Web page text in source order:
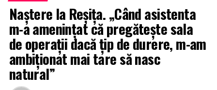
Naștere la Reșița. „Când asistenta
m-a amenințat că pregătește sala
de operații dacă țip de durere, m-am
ambiționat mai tare să nasc
natural”